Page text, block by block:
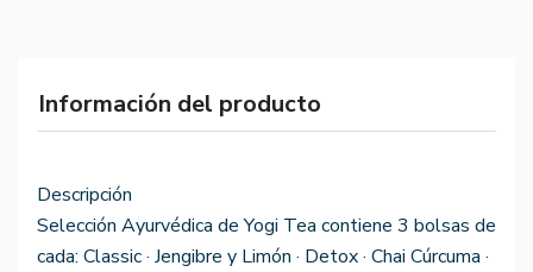
Información del producto
Descripción
Selección Ayurvédica de Yogi Tea contiene 3 bolsas de
cada: Classic · Jengibre y Limón · Detox · Chai Cúrcuma ·